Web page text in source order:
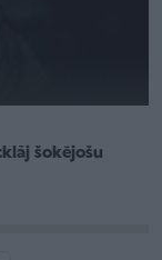
šokējošu